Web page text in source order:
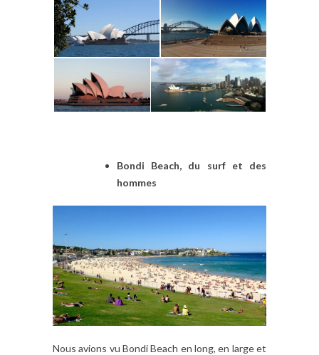
Bondi Beach, du surf et des
hommes
Nous avions vu Bondi Beach en long, en large et